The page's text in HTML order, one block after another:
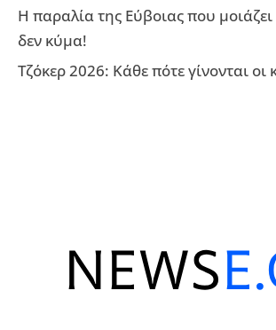
Η παραλία της Εύβοιας που μοιάζει
δεν κύμα!
Τζόκερ 2026: Κάθε πότε γίνονται οι